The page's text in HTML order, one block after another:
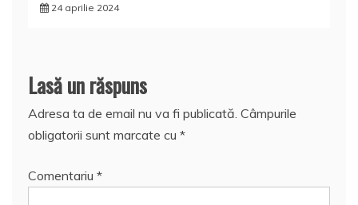
24 aprilie 2024
Lasă un răspuns
Adresa ta de email nu va fi publicată. Câmpurile
obligatorii sunt marcate cu *
Comentariu *